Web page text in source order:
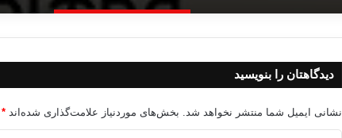
دیدگاهتان را بنویسید
نشانی ایمیل شما منتشر نخواهد شد. بخش‌های موردنیاز علامت‌گذاری شده‌اند *